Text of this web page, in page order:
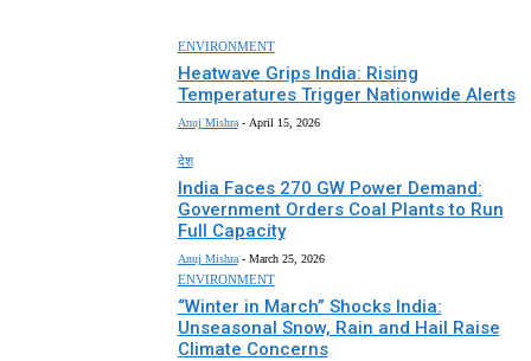
ENVIRONMENT
Heatwave Grips India: Rising
Temperatures Trigger Nationwide Alerts
Anuj Mishra - April 15, 2026
देश
India Faces 270 GW Power Demand:
Government Orders Coal Plants to Run
Full Capacity
Anuj Mishra - March 25, 2026
ENVIRONMENT
“Winter in March” Shocks India:
Unseasonal Snow, Rain and Hail Raise
Climate Concerns